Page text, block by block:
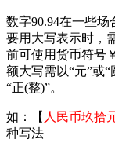
数字90.94在一些
要用大写表示时，
前可使用货币符号
额大写需以“元”或
“正(整)”。
如：【 人民币玖拾
种写法